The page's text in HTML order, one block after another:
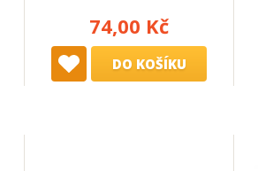
74,00 Kč
DO KOŠÍKU